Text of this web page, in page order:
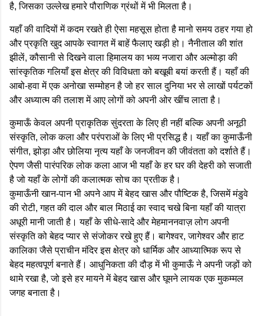
है, जिसका उल्लेख हमारे पौराणिक ग्रंथों में भी मिलता है।
यहाँ की वादियों में कदम रखते ही ऐसा महसूस होता है मानो समय ठहर गया हो
और प्रकृति खुद आपके स्वागत में बाहें फैलाए खड़ी हो। नैनीताल की शांत
झीलें, कौसानी से दिखने वाला हिमालय का भव्य नजारा और अल्मोड़ा की
सांस्कृतिक गलियाँ इस क्षेत्र की विविधता को बखूबी बयां करती हैं। यहाँ की
आबो-हवा में एक अनोखा सम्मोहन है जो हर साल दुनिया भर से लाखों पर्यटकों
और अध्यात्म की तलाश में आए लोगों को अपनी ओर खींच लाता है।
कुमाऊँ केवल अपनी प्राकृतिक सुंदरता के लिए ही नहीं बल्कि अपनी अनूठी
संस्कृति, लोक कला और परंपराओं के लिए भी प्रसिद्ध है। यहाँ का कुमाऊँनी
संगीत, झोड़ा और छोलिया नृत्य यहाँ के जनजीवन की जीवंतता को दर्शाते हैं।
ऐपण जैसी पारंपरिक लोक कला आज भी यहाँ के हर घर की देहरी को सजाती
है जो यहाँ के लोगों की कलात्मक सोच का प्रतीक है।
कुमाऊँनी खान-पान भी अपने आप में बेहद खास और पौष्टिक है, जिसमें मंडुवे
की रोटी, गहत की दाल और बाल मिठाई का स्वाद चखे बिना यहाँ की यात्रा
अधूरी मानी जाती है। यहाँ के सीधे-सादे और मेहमाननवाज़ लोग अपनी
संस्कृति को बेहद प्यार से संजोकर रखे हुए हैं। बागेश्वर, जागेश्वर और हाट
कालिका जैसे प्राचीन मंदिर इस क्षेत्र को धार्मिक और आध्यात्मिक रूप से
बेहद महत्वपूर्ण बनाते हैं। आधुनिकता की दौड़ में भी कुमाऊँ ने अपनी जड़ों को
थामे रखा है, जो इसे हर मायने में बेहद खास और घूमने लायक एक मुकम्मल
जगह बनाता है।